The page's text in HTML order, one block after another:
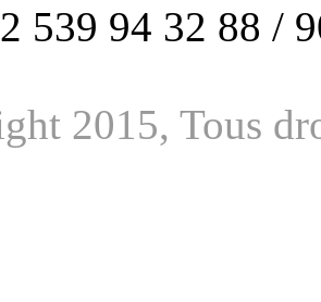
539 94 32 88 /
2015, Tous